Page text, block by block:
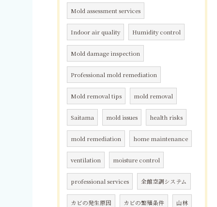
Mold assessment services
Indoor air quality Humidity control
Mold damage inspection
Professional mold remediation
Mold removal tips mold removal
Saitama mold issues health risks
mold remediation home maintenance
ventilation moisture control
professional services 全館空調システム
カビの発生原因 カビの繁殖条件 山林